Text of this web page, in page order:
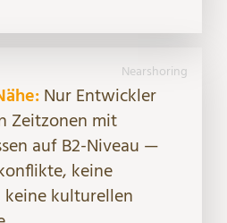
Nearshoring
Nur Entwickler
Zeitzonen mit
auf B2-Niveau —
keine
keine kulturellen